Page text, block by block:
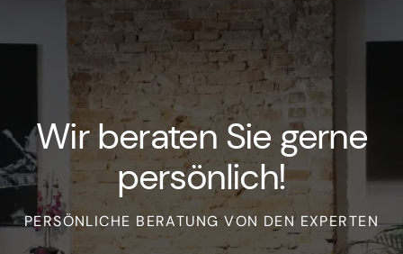
Wir beraten Sie gerne
persönlich!
PERSÖNLICHE BERATUNG VON DEN EXPERTEN